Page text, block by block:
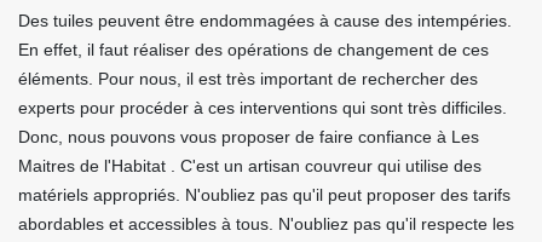
Des tuiles peuvent être endommagées à cause des intempéries.
En effet, il faut réaliser des opérations de changement de ces
éléments. Pour nous, il est très important de rechercher des
experts pour procéder à ces interventions qui sont très difficiles.
Donc, nous pouvons vous proposer de faire confiance à Les
Maitres de l'Habitat . C'est un artisan couvreur qui utilise des
matériels appropriés. N'oubliez pas qu'il peut proposer des tarifs
abordables et accessibles à tous. N'oubliez pas qu'il respecte les